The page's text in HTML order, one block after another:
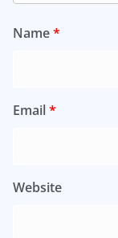
Name*
Email*
Website